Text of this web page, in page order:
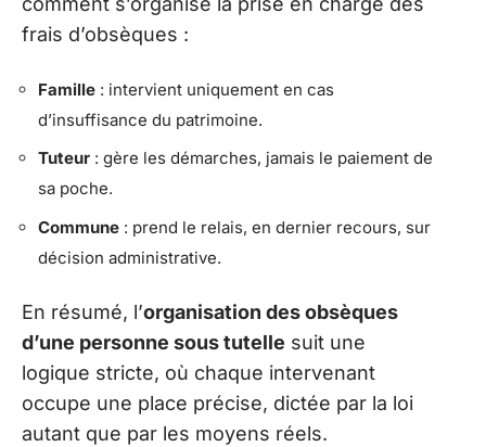
frais d’obsèques :
Famille : intervient uniquement en cas
d’insuffisance du patrimoine.
Tuteur : gère les démarches, jamais le paiement de
sa poche.
Commune : prend le relais, en dernier recours, sur
décision administrative.
En résumé, l’organisation des obsèques
d’une personne sous tutelle suit une
logique stricte, où chaque intervenant
occupe une place précise, dictée par la loi
autant que par les moyens réels.